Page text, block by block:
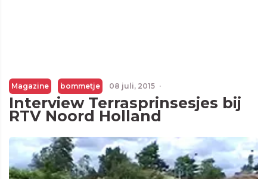
Magazine bommetje 08 juli, 2015 ·
Interview Terrasprinsesjes bij
RTV Noord Holland